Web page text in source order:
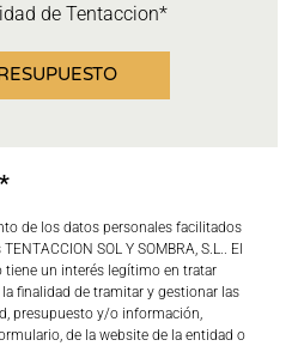
de Tentaccion*
de los datos personales facilitados
SOL Y SOMBRA, S.L.. El
tiene un interés legítimo en tratar
finalidad de tramitar y gestionar las
presupuesto y/o información,
de la website de la entidad o